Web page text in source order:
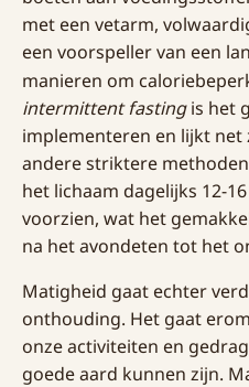
met een vetarm,
een voorspeller van een
manieren om
intermittent fastingis het
implementeren en lijkt net
andere striktere
het lichaam dagelijks 12-
voorzien, wat het
na het avondeten tot het
Matigheid gaat echter
onthouding. Het gaat
onze activiteiten en
goede aard kunnen zijn.